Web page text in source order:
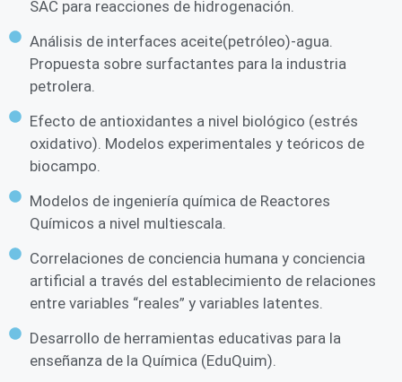
SAC para reacciones de hidrogenación.
Análisis de interfaces aceite(petróleo)-agua.
Propuesta sobre surfactantes para la industria
petrolera.
Efecto de antioxidantes a nivel biológico (estrés
oxidativo). Modelos experimentales y teóricos de
biocampo.
Modelos de ingeniería química de Reactores
Químicos a nivel multiescala.
Correlaciones de conciencia humana y conciencia
artificial a través del establecimiento de relaciones
entre variables “reales” y variables latentes.
Desarrollo de herramientas educativas para la
enseñanza de la Química (EduQuim).